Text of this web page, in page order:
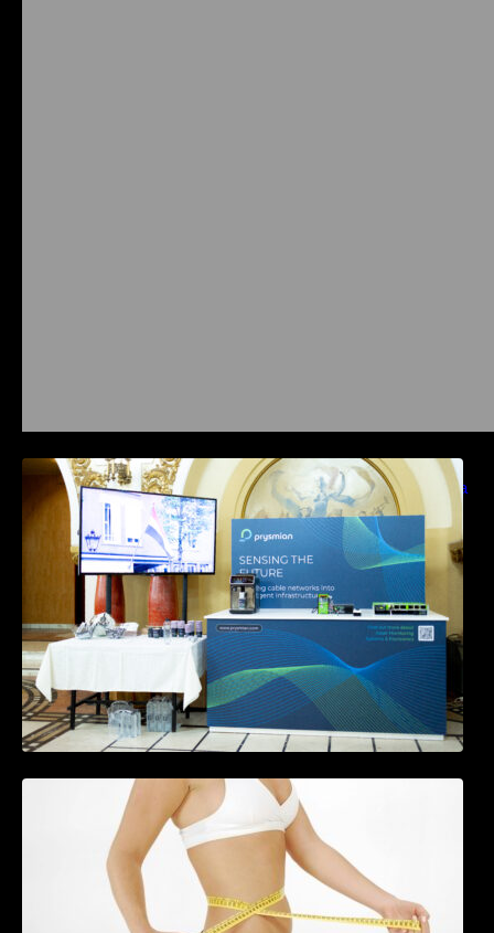
Prysmian aduce la COMM26 tehnologii de
sensing si Digital Energy pentru monitorizarea
in timp real a infrastrucrutilor critice
Tratamentul Wegovy® generează o scădere
în greutate de până la 22,6% la femei în
perioada menopauzei și reduce la jumătate
riscul de migrene